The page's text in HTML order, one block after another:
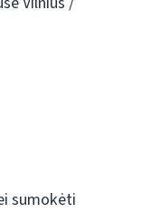
sumokėti